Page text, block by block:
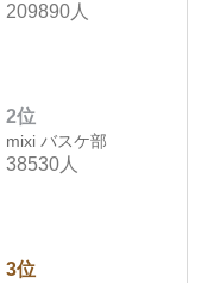
209890人
2位
mixi バスケ部
38530人
3位